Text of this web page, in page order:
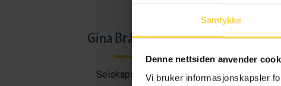
Samtykke
Denne nettsiden anvender
Vi bruker informasjonskapsler
Gina Bråthen
Selskapsrett
Harald
Avtale-,